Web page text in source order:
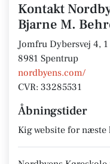
Kontakt
Bjarne M.
Jomfru Dybersvej 4, 1
8981 Spentrup
nordbyens.com/
CVR: 33285531
Åbningstider
Kig website for næste